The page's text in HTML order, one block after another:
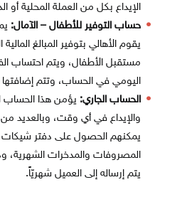
الإيداع بكل من العملة المحلية أو
حساب التوفير للأطفال – الآمال:
يقوم الأهالي بتوفير المبالغ
مستقبل الأطفال، ويتم احتساب
اليومي في الحساب، وتتم
الحساب الجاري: يؤمن هذا الحساب
والإيداع في أي وقت، وبالعديد من
يمكنهم الحصول على دفتر
المصروفات والمدخرات
يتم إرساله إلى العميل شهريّاً.